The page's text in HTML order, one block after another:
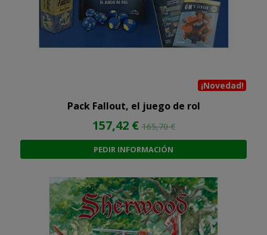
¡Novedad!
Pack Fallout, el juego de rol
157,42 €165,70 €
PEDIR INFORMACIÓN